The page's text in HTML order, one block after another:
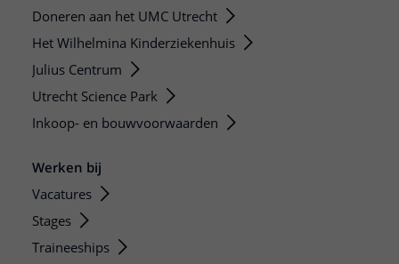
Doneren aan het UMC Utrecht
Het Wilhelmina Kinderziekenhuis
Julius Centrum
Utrecht Science Park
Inkoop- en bouwvoorwaarden
Werken bij
Vacatures
Stages
Traineeships